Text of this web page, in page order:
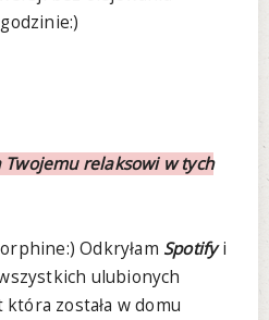
relaksowi w tych
Odkryłam Spotifyi
ulubionych
która została w domu